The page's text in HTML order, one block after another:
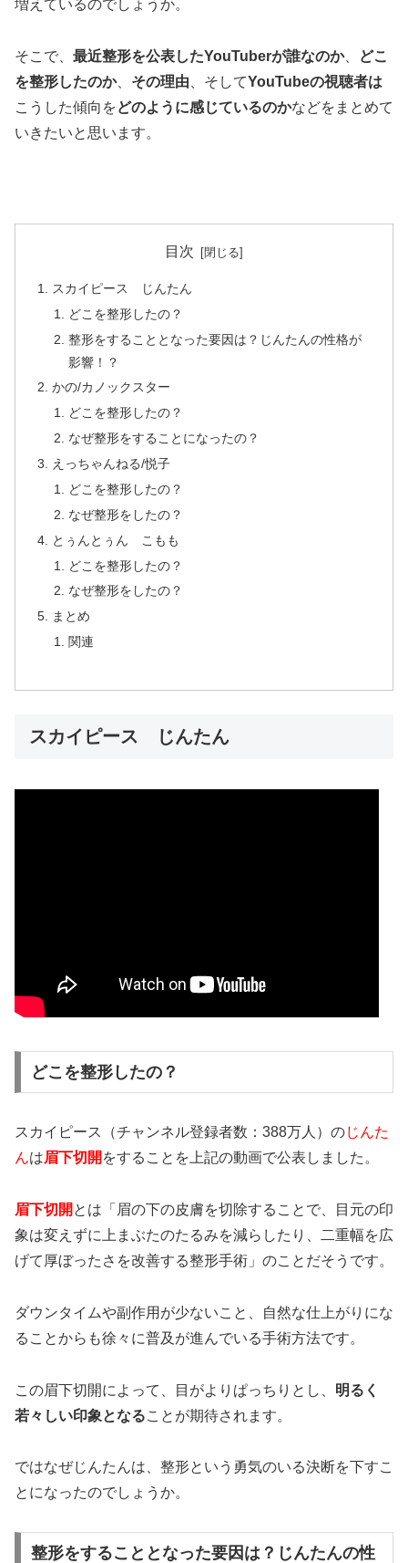
増えているのでしょうか。
そこで、 最近整形を公表したYouTuberが誰なのか、
どこ
を整形したのか、 その理由 、そしてYouTubeの視聴者は
こうした傾向をどのように感じているのかなどをまとめて
いきたいと思います。
目次
スカイピース じんたん
どこを整形したの？
整形をすることとなった要因は？じんたんの性格が
影響！？
かの/カノックスター
どこを整形したの？
なぜ整形をすることになったの？
えっちゃんねる/悦子
どこを整形したの？
なぜ整形をしたの？
とぅんとぅん こもも
どこを整形したの？
なぜ整形をしたの？
まとめ
関連
スカイピース じんたん
どこを整形したの？
スカイピース（チャンネル登録者数：388万人）のじんた
んは眉下切開 をすることを上記の動画で公表しました。
眉下切開 とは「 眉の下の皮膚を切除すること で、目元の印
象は変えずに上まぶたのたるみを減らしたり、二重幅を広
げて厚ぼったさを改善する整形手術」のことだそうです。
ダウンタイムや副作用が少ないこと、自然な仕上がりにな
ることからも徐々に普及が進んでいる手術方法です。
この眉下切開によって、 目がよりぱっちりとし、 明るく
若々しい印象となることが期待されます。
ではなぜじんたんは、整形という勇気のいる決断を下すこ
とになったのでしょうか。
整形をすることとなった要因は？じんたんの性